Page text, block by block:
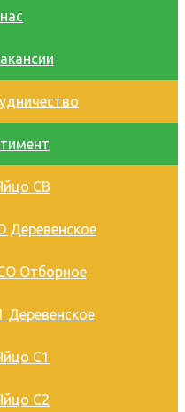
СВ
Деревенское
Отборное
Деревенское
С1
С2